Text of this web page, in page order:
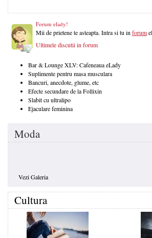
Forum elady!
Mii de prietene te asteapta. Intra si tu inforum
Ultimele discutii in forum
Bar & Lounge XLV: Cafeneaua eLady
Suplimente pentru masa musculara
Bancuri, anecdote, glume, etc
Efecte secundare de la Follixin
Slabit cu ultralipo
Ejaculare feminina
Moda
Vezi Galeria
Cultura